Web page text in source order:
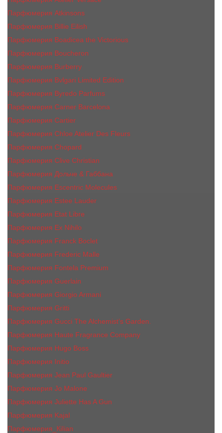
Парфюмерия Atkinsons
Парфюмерия Billie Eilish
Парфюмерия Boadicea the Victorious
Парфюмерия Boucheron
Парфюмерия Burberry
Парфюмерия Bvlgari Limited Edition
Парфюмерия Byredo Parfums
Парфюмерия Carner Barcelona
Парфюмерия Cartier
Парфюмерия Chloe Atelier Des Fleurs
Парфюмерия Сhopard
Парфюмерия Clive Christian
Парфюмерия Дольче & Габбана
Парфюмерия Escentric Molecules
Парфюмерия Estee Lаudеr
Парфюмерия Etat Libre
Парфюмерия Ex Nihilo
Парфюмерия Franck Boclet
Парфюмерия Frеderic Mаlle
Парфюмерия Fontela Premium
Парфюмерия Guerlain
Парфюмерия Giorgio Armani
Парфюмерия Gritti
Парфюмерия Gucci The Alchemist’s Garden.
Парфюмерия Haute Fragrance Company
Парфюмерия Hugo Boss
Парфюмерия Initio
Парфюмерия Jean Paul Gaultier
Парфюмерия Jо Malоnе
Парфюмерия Juliette Has A Gun
Парфюмерия Kajal
Парфюмерия_КiIiаn